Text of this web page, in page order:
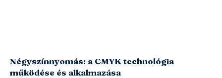
Négyszínnyomás: a CMYK technológia
működése és alkalmazása